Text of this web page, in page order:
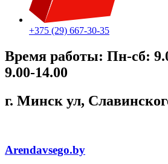
+375 (29) 667-30-35
Время работы: Пн-сб:
9.00-14.00
г. Минск ул,
Arendavsego.by